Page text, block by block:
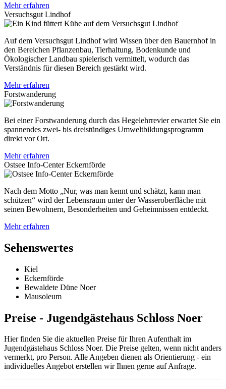
Mehr erfahren
Versuchsgut Lindhof
Auf dem Versuchsgut Lindhof wird Wissen über den Bauernhof in
den Bereichen Pflanzenbau, Tierhaltung, Bodenkunde und
Ökologischer Landbau spielerisch vermittelt, wodurch das
Verständnis für diesen Bereich gestärkt wird.
Mehr erfahren
Forstwanderung
Bei einer Forstwanderung durch das Hegelehrrevier erwartet Sie ein
spannendes zwei- bis dreistündiges Umweltbildungsprogramm
direkt vor Ort.
Mehr erfahren
Ostsee Info-Center Eckernförde
Nach dem Motto „Nur, was man kennt und schätzt, kann man
schützen“ wird der Lebensraum unter der Wasseroberfläche mit
seinen Bewohnern, Besonderheiten und Geheimnissen entdeckt.
Mehr erfahren
Sehenswertes
Kiel
Eckernförde
Bewaldete Düne Noer
Mausoleum
Preise - Jugendgästehaus Schloss Noer
Hier finden Sie die aktuellen Preise für Ihren Aufenthalt im
Jugendgästehaus Schloss Noer. Die Preise gelten, wenn nicht anders
vermerkt, pro Person. Alle Angeben dienen als Orientierung - ein
individuelles Angebot erstellen wir Ihnen gerne auf Anfrage.